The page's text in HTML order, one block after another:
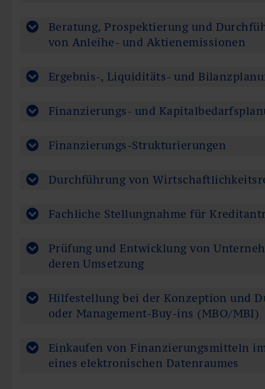
Beratung, Prospektierung und
von Anleihe- und Aktienemissionen
Ergebnis-, Liquiditäts- und
Finanzierungs- und
Finanzierungs-Strukturierungen
Durchführung von
Fachliche Stellungnahme für
Prüfung und Entwicklung von
deren Umsetzung
Hilfestellung bei der Konzeption und
oder Management-Buy-ins (MBO/MBI)
Einkaufen von Finanzierungsmitteln
eines elektronischen Datenraumes